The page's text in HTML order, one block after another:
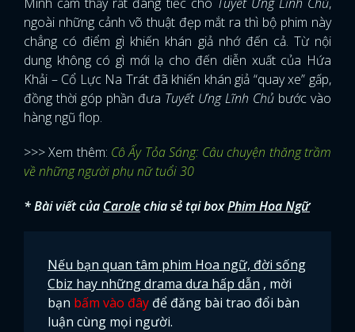
ngoài những cảnh võ thuật đẹp mắt ra thì bộ phim này
chẳng có điểm gì khiến khán giả nhớ đến cả. Từ nội
dung không có gì mới lạ cho đến diễn xuất của Hứa
Khải – Cổ Lực Na Trát đã khiến khán giả “quay xe” gấp,
đồng thời góp phần đưa Tuyết Ưng Lĩnh Chủ bước vào
hàng ngũ flop.
>>> Xem thêm: Cô Ấy Tỏa Sáng: Câu chuyện thăng trầm
về những người phụ nữ tuổi 30
* Bài viết của Carolechia sẻ tại boxPhim Hoa Ngữ
Nếu bạn quan tâm phim Hoa ngữ, đời sống
Cbiz hay những drama dưa hấp dẫn , mời
bạn bấm vào đây để đăng bài trao đổi bàn
luận cùng mọi người.